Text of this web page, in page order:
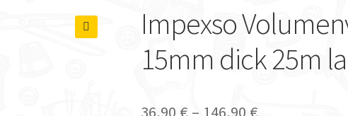
Impexso
15mm dick 25m
36,90 € – 146,90 €